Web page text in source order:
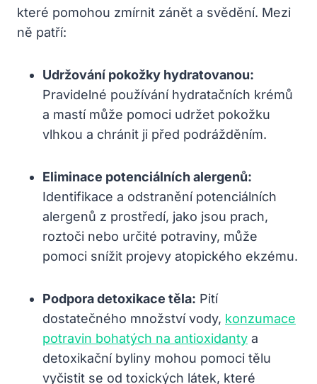
které pomohou zmírnit zánět a svědění. Mezi
ně patří:
Udržování pokožky hydratovanou:
Pravidelné používání hydratačních krémů
a mastí může pomoci udržet pokožku
vlhkou a chránit ji před podrážděním.
Eliminace potenciálních alergenů:
Identifikace a odstranění potenciálních
alergenů z prostředí, jako jsou prach,
roztoči nebo určité potraviny, může
pomoci snížit projevy atopického ekzému.
Podpora detoxikace těla: Pití
dostatečného množství vody, konzumace
potravin bohatých na antioxidanty a
detoxikační byliny mohou pomoci tělu
vyčistit se od toxických látek, které